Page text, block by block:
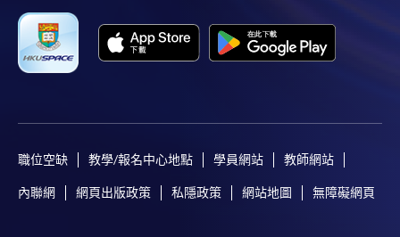
職位空缺 教學/報名中心地點 學員網站 教師網站
內聯網 網頁出版政策 私隱政策 網站地圖 無障礙網頁